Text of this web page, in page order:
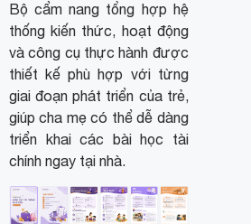
Bộ cẩm nang tổng hợp hệ
thống kiến thức, hoạt động
và công cụ thực hành được
thiết kế phù hợp với từng
giai đoạn phát triển của trẻ,
giúp cha mẹ có thể dễ dàng
triển khai các bài học tài
chính ngay tại nhà.